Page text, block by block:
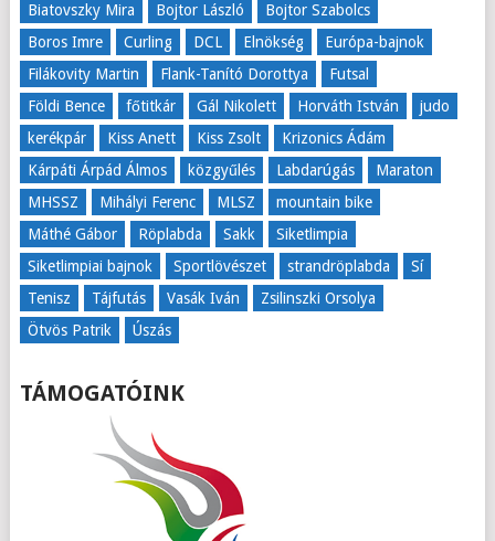
Biatovszky Mira
Bojtor László
Bojtor Szabolcs
Boros Imre
Curling DCL Elnökség
Európa-bajnok
Filákovity Martin
Flank-Tanító Dorottya
Futsal
Földi Bence
főtitkár Gál Nikolett Horváth István
judo
kerékpár
Kiss Anett Kiss Zsolt
Krizonics Ádám
Kárpáti Árpád Álmos
közgyűlés Labdarúgás
Maraton
MHSSZ
Mihályi Ferenc MLSZ
mountain bike
Máthé Gábor
Röplabda Sakk
Siketlimpia
Siketlimpiai bajnok
Sportlövészet strandröplabda
Sí
Tenisz
Tájfutás Vasák Iván
Zsilinszki Orsolya
Ötvös Patrik
Úszás
TÁMOGATÓINK